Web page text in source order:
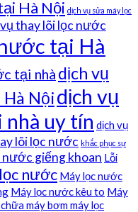
Hà Nội dịch vụ sửa máy lọc
thay lõi lọc nước
tại Hà
tại nhà dịch vụ
Nộidịch vụ
uy tín dịch vụ
lõi lọc nước khắc phục sự
nước giếng khoan Lỗi
nước Máy lọc nước
Máy lọc nước kêu to Máy
máy bơm máy lọc